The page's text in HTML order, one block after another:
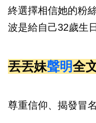
終選擇相信她的粉
波是給自己32歲生
丟丟妹聲明全
尊重信仰、揭發冒